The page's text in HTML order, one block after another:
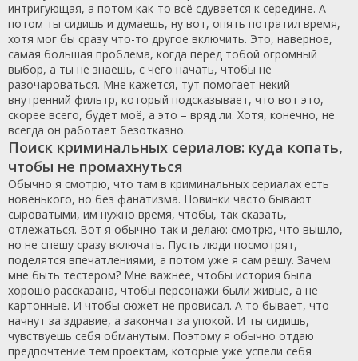
интригующая, а потом как-то всё сдувается к середине. А
потом ты сидишь и думаешь, ну вот, опять потратил время,
хотя мог бы сразу что-то другое включить. Это, наверное,
самая большая проблема, когда перед тобой огромный
выбор, а ты не знаешь, с чего начать, чтобы не
разочароваться. Мне кажется, тут помогает некий
внутренний фильтр, который подсказывает, что вот это,
скорее всего, будет моё, а это – вряд ли. Хотя, конечно, не
всегда он работает безотказно.
Поиск криминальных сериалов: куда копать,
чтобы не промахнуться
Обычно я смотрю, что там в криминальных сериалах есть
новенького, но без фанатизма. Новинки часто бывают
сыроватыми, им нужно время, чтобы, так сказать,
отлежаться. Вот я обычно так и делаю: смотрю, что вышло,
но не спешу сразу включать. Пусть люди посмотрят,
поделятся впечатлениями, а потом уже я сам решу. Зачем
мне быть тестером? Мне важнее, чтобы история была
хорошо рассказана, чтобы персонажи были живые, а не
картонные. И чтобы сюжет не провисал. А то бывает, что
начнут за здравие, а закончат за упокой. И ты сидишь,
чувствуешь себя обманутым. Поэтому я обычно отдаю
предпочтение тем проектам, которые уже успели себя